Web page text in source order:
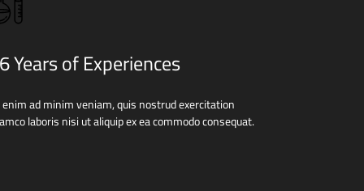
Years of Experiences
ad minim veniam, quis nostrud exercitation
laboris nisi ut aliquip ex ea commodo consequat.